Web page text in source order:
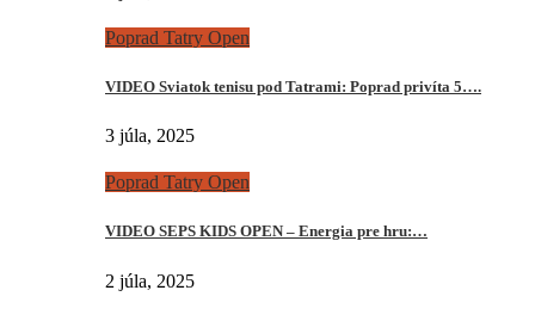
Poprad Tatry Open
VIDEO Sviatok tenisu pod Tatrami: Poprad privíta 5….
3 júla, 2025
Poprad Tatry Open
VIDEO SEPS KIDS OPEN – Energia pre hru:…
2 júla, 2025